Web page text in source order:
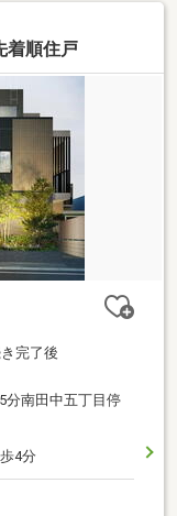
順住戸
完了後
分南田中五丁目停
4分